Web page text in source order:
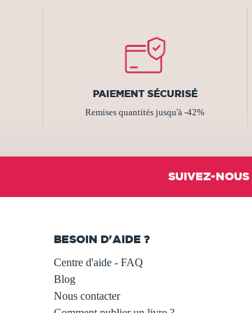
PAIEMENT SÉCURISÉ
Remises quantités jusqu'à -42%
SUIVEZ-NOUS
BESOIN D'AIDE ?
Centre d'aide - FAQ
Blog
Nous contacter